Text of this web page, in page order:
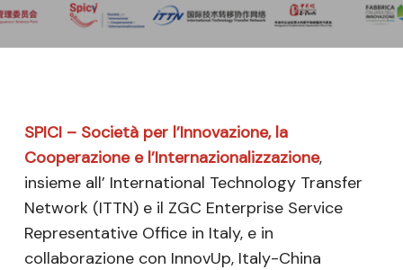
SPICI – Società per l’Innovazione, la
Cooperazione e l’Internazionalizzazione,
insieme all’ International Technology Transfer
Network (ITTN) e il ZGC Enterprise Service
Representative Office in Italy, e in
collaborazione con InnovUp, Italy-China